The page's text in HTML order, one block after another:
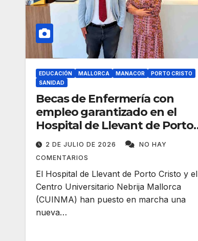
EDUCACIÓN MALLORCA MANACOR
PORTO CRISTO
SANIDAD
Becas de Enfermería con
empleo garantizado en el
Hospital de Llevant de Porto
Cristo
2 DE JULIO DE 2026
NO HAY
COMENTARIOS
El Hospital de Llevant de Porto Cristo y el
Centro Universitario Nebrija Mallorca
(CUINMA) han puesto en marcha una
nueva…